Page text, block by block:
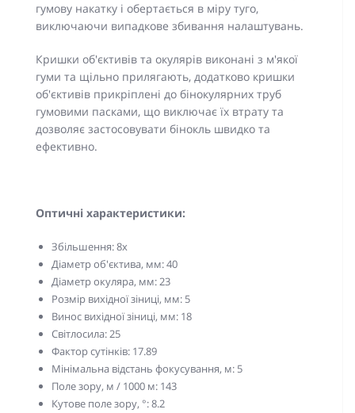
гумову накатку і обертається в міру туго,
виключаючи випадкове збивання налаштувань.
Кришки об'єктивів та окулярів виконані з м'якої
гуми та щільно прилягають, додатково кришки
об'єктивів прикріплені до бінокулярних труб
гумовими пасками, що виключає їх втрату та
дозволяє застосовувати бінокль швидко та
ефективно.
Оптичні характеристики:
Збільшення: 8x
Діаметр об'єктива, мм: 40
Діаметр окуляра, мм: 23
Розмір вихідної зіниці, мм: 5
Винос вихідної зіниці, мм: 18
Світлосила: 25
Фактор сутінків: 17.89
Мінімальна відстань фокусування, м: 5
Поле зору, м / 1000 м: 143
Кутове поле зору, °: 8.2